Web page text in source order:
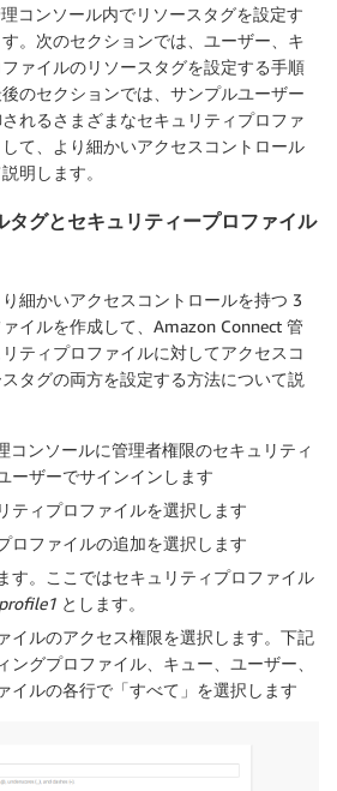
コンソール内でリソースタグを設定す
。次のセクションでは、ユーザー、キ
ァイルのリソースタグを設定する手順
のセクションでは、サンプルユーザー
れるさまざまなセキュリティプロファ
て、より細かいアクセスコントロール
明します。
タグとセキュリティープロファイル
細かいアクセスコントロールを持つ 3
イルを作成して、Amazon Connect 管
ティプロファイルに対してアクセスコ
タグの両方を設定する方法について説
コンソールに管理者権限のセキュリティ
ーザーでサインインします
ティプロファイルを選択します
ロファイルの追加を選択します
す。ここではセキュリティプロファイル
とします。
イルのアクセス権限を選択します。下記
ングプロファイル、キュー、ユーザー、
イルの各行で「すべて」を選択します